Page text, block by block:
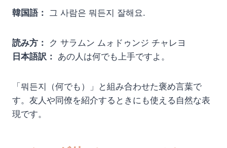
韓国語： 그 사람은 뭐든지 잘해요.
読み方：
ク サラムン ムォドゥンジ チャレヨ
日本語訳： あの人は何でも上手ですよ。
「뭐든지（何でも）」と組み合わせた褒め言葉で
す。友人や同僚を紹介するときにも使える自然な表
現です。